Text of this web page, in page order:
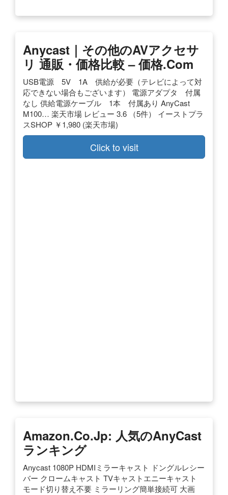
Anycast｜その他のAVアクセサ
リ 通販・価格比較 – 価格.com
USB電源 5V 1A 供給が必要（テレビによって対
応できない場合もございます） 電源アダプタ 付属
なし 供給電源ケーブル 1本 付属あり AnyCast
M100… 楽天市場 レビュー 3.6 （5件） イーストプラ
スSHOP ￥1,980 (楽天市場)
Click to visit
Amazon.co.jp: 人気のAnyCast
ランキング
Anycast 1080P HDMIミラーキャスト ドングルレシー
バー クロームキャスト TVキャストエニーキャスト
モード切り替え不要 ミラーリング簡単接続可 大画